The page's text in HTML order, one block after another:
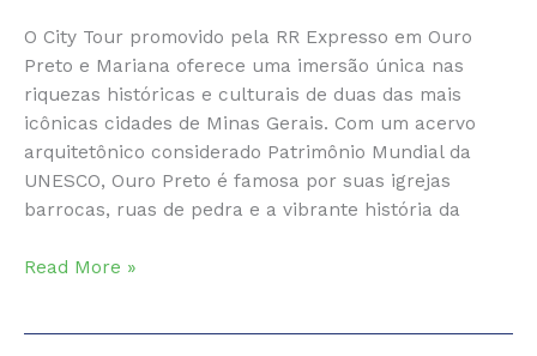
O City Tour promovido pela RR Expresso em Ouro
Preto e Mariana oferece uma imersão única nas
riquezas históricas e culturais de duas das mais
icônicas cidades de Minas Gerais. Com um acervo
arquitetônico considerado Patrimônio Mundial da
UNESCO, Ouro Preto é famosa por suas igrejas
barrocas, ruas de pedra e a vibrante história da
RR
Read More »